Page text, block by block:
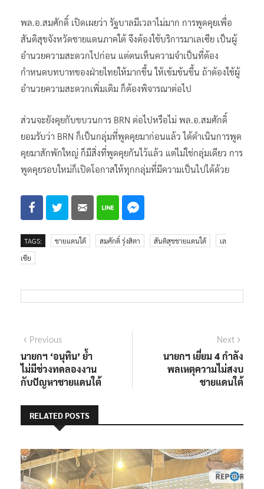
พล.อ.สมศักดิ์ เปิดเผยว่า รัฐบาลมีเวลาไม่มาก การพูดคุยเพื่อ
สันติสุขจังหวัดชายแดนภาคใต้ จึงต้องใช้บริการมาเลเซีย เป็นผู้
อำนวยความสะดวกไปก่อน แต่ตนเห็นความจำเป็นที่ต้อง
กำหนดบทบาทของฝ่ายไทยให้มากขึ้น ให้เข้มข้นขึ้น ถ้าต้องใช้ผู้
อำนวยความสะดวกเพิ่มเติม ก็ต้องพิจารณาต่อไป
ส่วนจะยังคุยกับขบวนการ BRN ต่อไปหรือไม่ พล.อ.สมศักดิ์
ยอมรับว่า BRN ก็เป็นกลุ่มที่พูดคุยมาก่อนแล้ว ได้ดำเนินการพูด
คุยมาสักพักใหญ่ ก็มีสิ่งที่พูดคุยกันไว้แล้ว แต่ไม่ใช่กลุ่มเดียว การ
พูดคุยรอบใหม่ก็เปิดโอกาสให้ทุกกลุ่มที่มีความเป็นไปได้ด้วย
TAGS: ชายแดนใต้ สมศักดิ์ รุ่งสิตา สันติสุขชายแดนใต้
เล
เซีย
แนะแนว
เรื่อง
PreviousPrevious
post:
นายกฯ ‘อนุทิน’ ย้ำ
ไม่มีช่วงทดลองงาน
กับปัญหาชายแดนใต้
Next
นายกฯ เยี่ยม 4 กำลัง
พลเหตุความไม่สงบ
ชายแดนใต้
RELATED POSTS